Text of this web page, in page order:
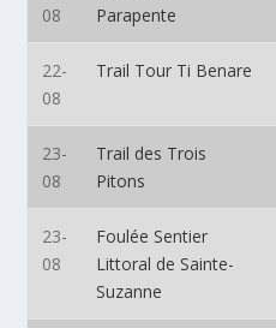
08
Parapente
22-
08
Trail Tour Ti Benare
23-
08
Trail des Trois
Pitons
23-
08
Foulée Sentier
Littoral de Sainte-
Suzanne